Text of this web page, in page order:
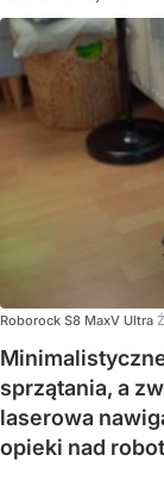
Roborock S8 MaxV Ultra
sprzątania, a
laserowa
opieki nad